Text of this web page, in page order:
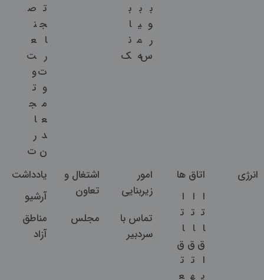
ب
و
ر
س
ب
ی
م
ه
ب
ا
ن
ک
ت
ج
ا
ر
ت
و
م
ع
د
ن
ص
ن
ع
ت
و
ت
ج
ا
ر
ت
انرژی
اتاق ها
ا
ت
ا
ق
ا
ی
ا
ت
ا
ق
ت
ه
ا
ت
ا
ق
ت
ع
امور
زیربنایی
اشتغال و
تعاون
یادداشت
آرشیو
تماس با
سردبیر
مجلس
مناطق
آزاد